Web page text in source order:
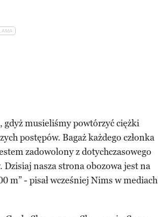
gdyż musieliśmy powtórzyć ciężki
postępów. Bagaż każdego członka
zadowolony z dotychczasowego
Dzisiaj nasza strona obozowa jest na
m” - pisał wcześniej Nims w mediach